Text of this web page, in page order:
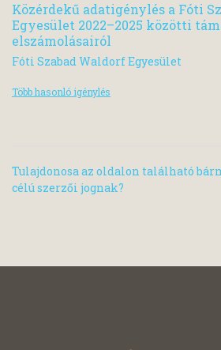
Közérdekű adatigénylés a Fóti
Egyesület 2022–2025 közötti
elszámolásairól
Fóti Szabad Waldorf Egyesület
Több hasonló igénylés
Tulajdonosa az oldalon található
célú szerzői jognak?